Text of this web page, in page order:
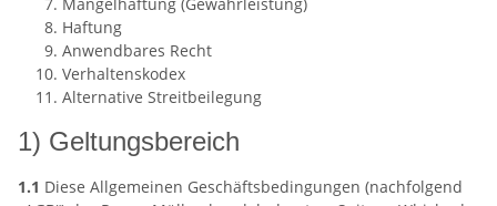
Haftung
Anwendbares Recht
Verhaltenskodex
Alternative Streitbeilegung
1) Geltungsbereich
1.1 Diese Allgemeinen Geschäftsbedingungen (nachfolgend